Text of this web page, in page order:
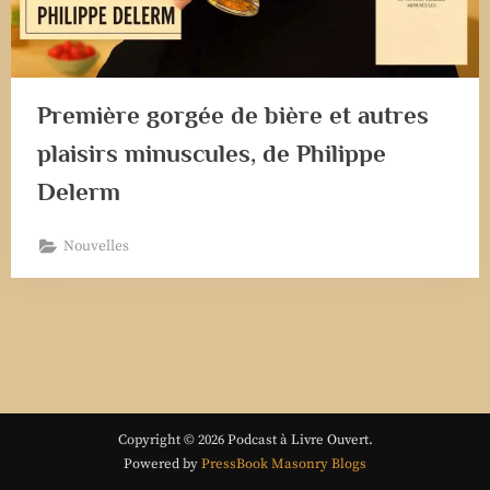
Première gorgée de bière et autres
plaisirs minuscules, de Philippe
Delerm
Nouvelles
Copyright © 2026 Podcast à Livre Ouvert.
Powered byPressBook Masonry Blogs